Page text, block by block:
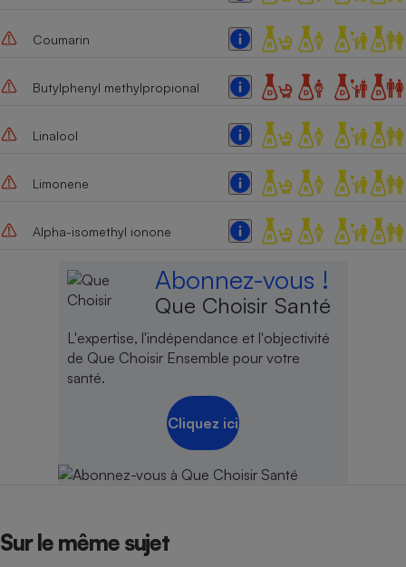
Coumarin
Butylphenyl methylpropional
Linalool
Limonene
Alpha-isomethyl ionone
Abonnez-vous !
Que Choisir Santé
L'expertise, l'indépendance et l'objectivité
de Que Choisir Ensemble pour votre
santé.
Cliquez ici
Sur le même sujet